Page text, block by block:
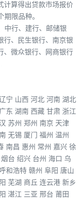
计算得出贷款市场报价
限品种。
中行、建行、邮储银
行、民生银行、南京银
、微众银行、网商银行
宁 山西 河北 河南 湖北
广东 湖南 西藏 甘肃 浙江
苏州 郑州 南京 天津
无锡 厦门 福州 温州
南昌 惠州 常州 嘉兴 徐
烟台 绍兴 台州 海口 乌
呼和浩特 赣州 阜阳 唐山
芜湖 商丘 连云港 新乡
湛江 三亚 邢台 莆田